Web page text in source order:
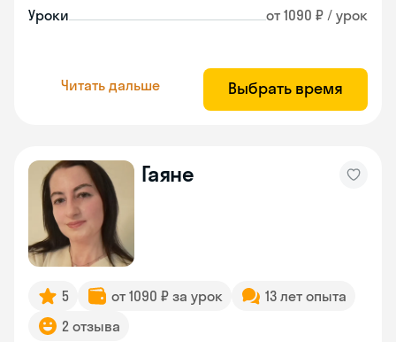
Уроки от 1090 ₽ / урок
Читать дальше Выбрать время
Гаяне
5 от 1090 ₽ за урок
13 лет опыта
2 отзыва